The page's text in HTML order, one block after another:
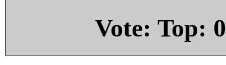
Vote: Top: 0